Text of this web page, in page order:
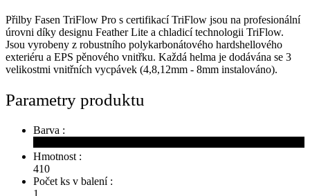
Přilby Fasen TriFlow Pro s certifikací TriFlow jsou na profesionální
úrovni díky designu Feather Lite a chladicí technologii TriFlow.
Jsou vyrobeny z robustního polykarbonátového hardshellového
exteriéru a EPS pěnového vnitřku. Každá helma je dodávána se 3
velikostmi vnitřních vycpávek (4,8,12mm - 8mm instalováno).
Parametry produktu
Barva :
Hmotnost :
410
Počet ks v balení :
1